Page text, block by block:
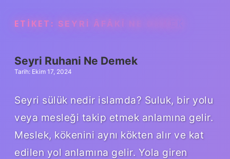
ETIKET: SEYRI ÂFÂKÎ NE DEMEK
Seyri Ruhani Ne Demek
Tarih: Ekim 17, 2024
Seyri sülük nedir islamda? Suluk, bir yolu
veya mesleği takip etmek anlamına gelir.
Meslek, kökenini aynı kökten alır ve kat
edilen yol anlamına gelir. Yola giren